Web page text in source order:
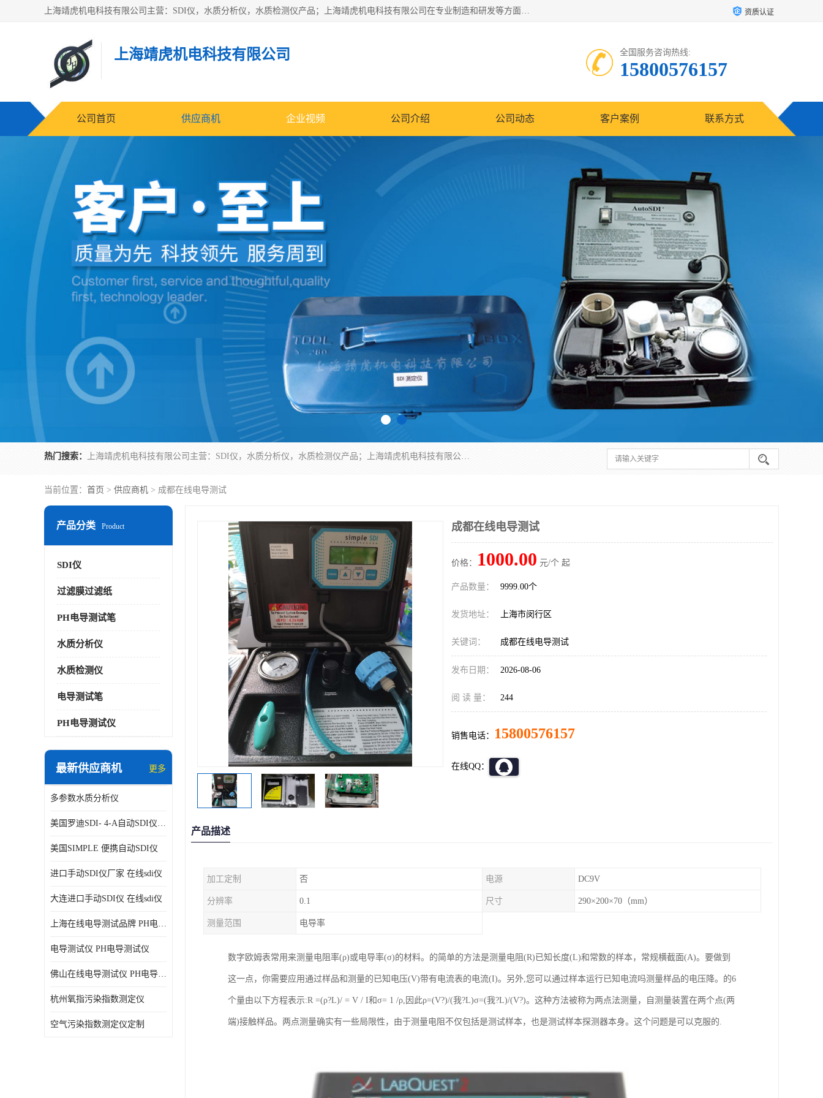
上海靖虎机电科技有限公司主营：SDI仪，水质分析仪，水质检测仪产品；上海靖虎机电科技有限公司在专业制造和研发等方面的强大的平台优势，利用自身在自动化仪表、自控系统及环保监测仪器的专长，以优良的技术，优越的产品质量和良好的服务质量与广大客户真诚合作。 资质认证
上海靖虎机电科技有限公司 全国服务咨询热线:
15800576157
公司首页 供应商机 企业视频 公司介绍 公司动态 客户案例 联系方式
热门搜索： 上海靖虎机电科技有限公司主营：SDI仪，水质分析仪，水质检测仪产品；上海靖虎机电科技有限公司在专业制造和研发等方面的强大的平台优势，利用自身在自动化仪表、自控系统及环保监测仪器的专长，以优良的技术，优越的产品质量和良好的服务质量与广大客户真诚合作。
当前位置： 首页 > 供应商机 > 成都在线电导测试
产品分类 Product
SDI仪
过滤膜过滤纸
PH电导测试笔
水质分析仪
水质检测仪
电导测试笔
PH电导测试仪
最新供应商机 更多
多参数水质分析仪
美国罗迪SDI- 4-A自动SDI仪在线分析仪污染指数仪
美国SIMPLE 便携自动SDI仪
进口手动SDI仪厂家 在线sdi仪
大连进口手动SDI仪 在线sdi仪
上海在线电导测试品牌 PH电导测试仪
电导测试仪 PH电导测试仪
佛山在线电导测试仪 PH电导测试仪
杭州氧指污染指数测定仪
空气污染指数测定仪定制
成都在线电导测试
价格： 1000.00 元/个 起
产品数量： 9999.00个
发货地址： 上海市闵行区
关键词： 成都在线电导测试
发布日期： 2026-08-06
阅 读 量： 244
销售电话： 15800576157
在线QQ：
产品描述
加工定制 否 电源 DC9V
分辨率 0.1 尺寸 290×200×70（mm）
测量范围 电导率
数字欧姆表常用来测量电阻率(ρ)或电导率(σ)的材料。的简单的方法是测量电阻(R)已知长度(L)和常数的样本，常规横截面(A)。要做到
这一点，你需要应用通过样品和测量的已知电压(V)带有电流表的电流(I)。另外,您可以通过样本运行已知电流吗测量样品的电压降。的6
个量由以下方程表示:R =(ρ?L)/ = V / I和σ= 1 /ρ,因此ρ=(V?)/(我?L)σ=(我?L)/(V?)。这种方法被称为两点法测量，自测量装置在两个点(两
端)接触样品。两点测量确实有一些局限性，由于测量电阻不仅包括是测试样本，也是测试样本探测器本身。这个问题是可以克服的.